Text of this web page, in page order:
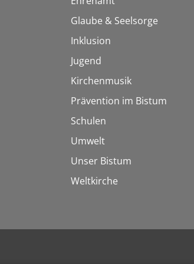
Glaube & Seelsorge
Inklusion
Jugend
Kirchenmusik
Prävention im Bistum
Schulen
Umwelt
Unser Bistum
Weltkirche